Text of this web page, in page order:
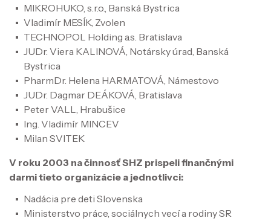
MIKROHUKO, s.r.o., Banská Bystrica
Vladimír MESÍK, Zvolen
TECHNOPOL Holding a.s. Bratislava
JUDr. Viera KALINOVÁ, Notársky úrad, Banská
Bystrica
PharmDr. Helena HARMATOVÁ, Námestovo
JUDr. Dagmar DEÁKOVÁ, Bratislava
Peter VALL, Hrabušice
Ing. Vladimír MINCEV
Milan SVITEK
V roku 2003 na činnosť SHZ prispeli finančnými
darmi tieto organizácie a jednotlivci:
Nadácia pre deti Slovenska
Ministerstvo práce, sociálnych vecí a rodiny SR